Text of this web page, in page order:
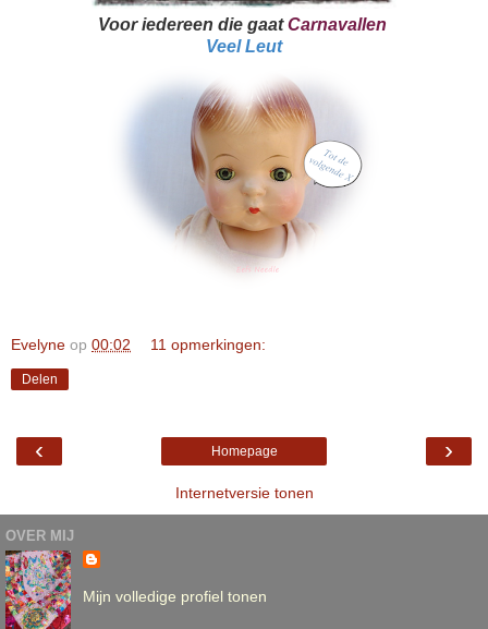
Voor iedereen die gaatCarnavallen
Veel Leut
Evelyne op 00:02 11 opmerkingen:
Delen
‹ ›
Homepage
Internetversie tonen
OVER MIJ
Mijn volledige profiel tonen